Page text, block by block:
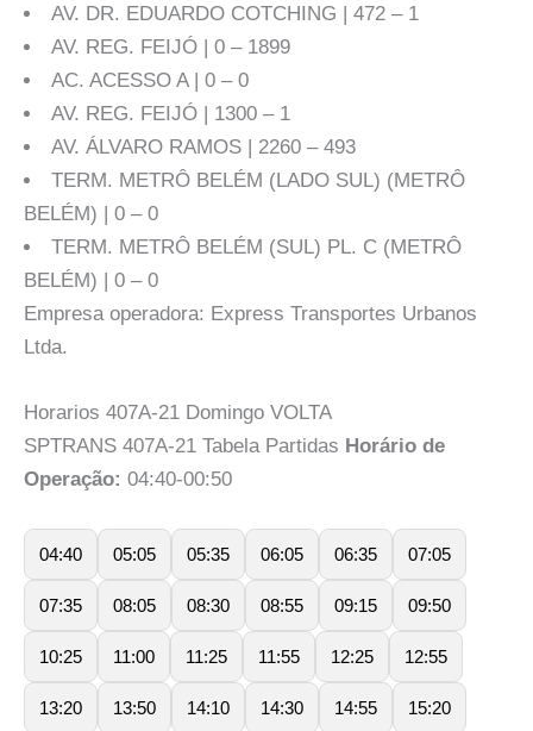
AV. DR. EDUARDO COTCHING | 472 – 1
AV. REG. FEIJÓ | 0 – 1899
AC. ACESSO A | 0 – 0
AV. REG. FEIJÓ | 1300 – 1
AV. ÁLVARO RAMOS | 2260 – 493
TERM. METRÔ BELÉM (LADO SUL) (METRÔ
BELÉM) | 0 – 0
TERM. METRÔ BELÉM (SUL) PL. C (METRÔ
BELÉM) | 0 – 0
Empresa operadora: Express Transportes Urbanos
Ltda.
Horarios 407A-21 Domingo VOLTA
SPTRANS 407A-21 Tabela Partidas Horário de
Operação: 04:40-00:50
04:40 05:05 05:35 06:05 06:35 07:05
07:35 08:05 08:30 08:55 09:15 09:50
10:25 11:00 11:25 11:55 12:25 12:55
13:20 13:50 14:10 14:30 14:55 15:20